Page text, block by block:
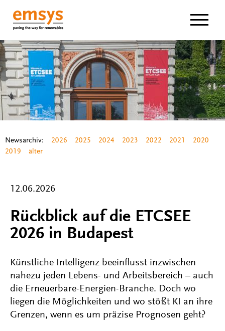
Newsarchiv: 2026 2025 2024 2023 2022 2021
2020
2019
älter
12.06.2026
Rückblick auf die ETCSEE
2026 in Budapest
Künstliche Intelligenz beeinflusst inzwischen
nahezu jeden Lebens- und Arbeitsbereich – auch
die Erneuerbare-Energien-Branche. Doch wo
liegen die Möglichkeiten und wo stößt KI an ihre
Grenzen, wenn es um präzise Prognosen geht?